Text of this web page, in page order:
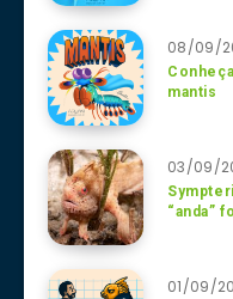
08/09/
mantis
03/09/
“anda”
01/09/